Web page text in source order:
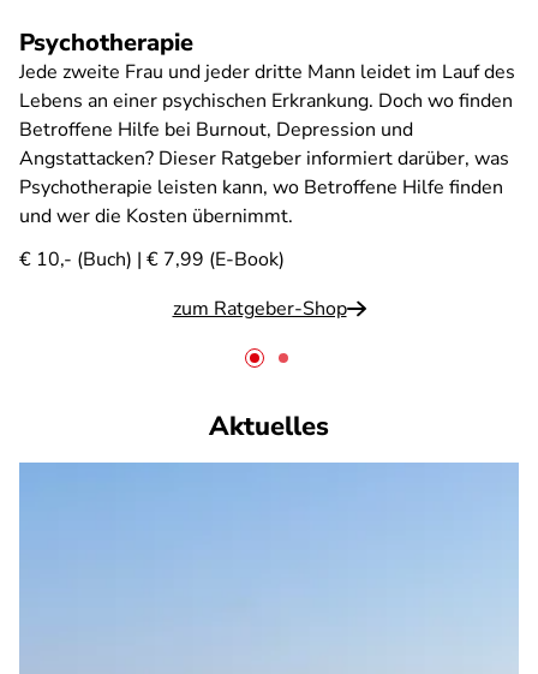
Psychotherapie
Jede zweite Frau und jeder dritte Mann leidet im Lauf des
Lebens an einer psychischen Erkrankung. Doch wo finden
Betroffene Hilfe bei Burnout, Depression und
Angstattacken? Dieser Ratgeber informiert darüber, was
Psychotherapie leisten kann, wo Betroffene Hilfe finden
und wer die Kosten übernimmt.
€ 10,- (Buch) | € 7,99 (E-Book)
zum Ratgeber-Shop
Aktuelles